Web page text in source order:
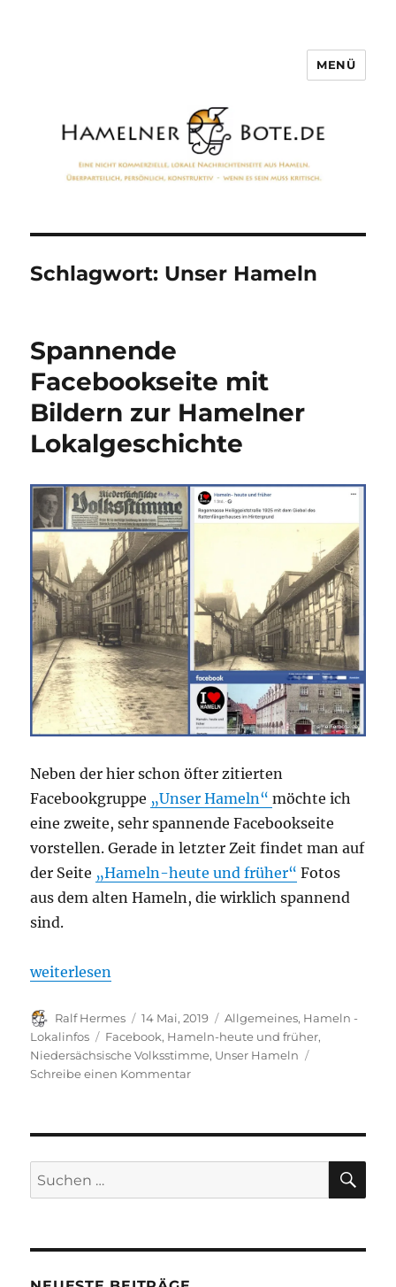
MENÜ
Schlagwort: Unser Hameln
Spannende
Facebookseite mit
Bildern zur Hamelner
Lokalgeschichte
Neben der hier schon öfter zitierten
Facebookgruppe „Unser Hameln“möchte ich
eine zweite, sehr spannende Facebookseite
vorstellen. Gerade in letzter Zeit findet man auf
der Seite „Hameln-heute und früher“ Fotos
aus dem alten Hameln, die wirklich spannend
sind.
„Spannende Facebookseite mit Bildern zur
weiterlesen
Autor
Ralf Hermes
Veröffentlicht
am
14 Mai, 2019 Kategorien
Allgemeines, Hameln -
Lokalinfos
Schlagwörter
Facebook, Hameln-heute und früher,
Niedersächsische Volksstimme, Unser Hameln
Schreibe einen Kommentarzu
zur
Lokalgeschichte
Suchen
nach: